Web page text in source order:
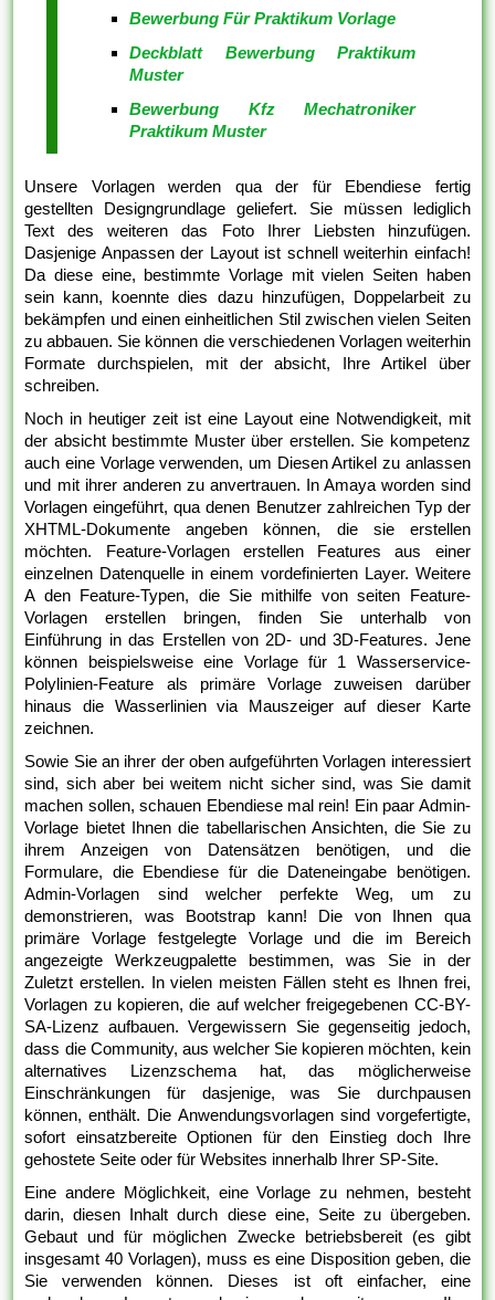
Bewerbung Für Praktikum Vorlage
Deckblatt Bewerbung Praktikum
Muster
Bewerbung Kfz Mechatroniker
Praktikum Muster
Unsere Vorlagen werden qua der für Ebendiese fertig
gestellten Designgrundlage geliefert. Sie müssen lediglich
Text des weiteren das Foto Ihrer Liebsten hinzufügen.
Dasjenige Anpassen der Layout ist schnell weiterhin einfach!
Da diese eine, bestimmte Vorlage mit vielen Seiten haben
sein kann, koennte dies dazu hinzufügen, Doppelarbeit zu
bekämpfen und einen einheitlichen Stil zwischen vielen Seiten
zu abbauen. Sie können die verschiedenen Vorlagen weiterhin
Formate durchspielen, mit der absicht, Ihre Artikel über
schreiben.
Noch in heutiger zeit ist eine Layout eine Notwendigkeit, mit
der absicht bestimmte Muster über erstellen. Sie kompetenz
auch eine Vorlage verwenden, um Diesen Artikel zu anlassen
und mit ihrer anderen zu anvertrauen. In Amaya worden sind
Vorlagen eingeführt, qua denen Benutzer zahlreichen Typ der
XHTML-Dokumente angeben können, die sie erstellen
möchten. Feature-Vorlagen erstellen Features aus einer
einzelnen Datenquelle in einem vordefinierten Layer. Weitere
A den Feature-Typen, die Sie mithilfe von seiten Feature-
Vorlagen erstellen bringen, finden Sie unterhalb von
Einführung in das Erstellen von 2D- und 3D-Features. Jene
können beispielsweise eine Vorlage für 1 Wasserservice-
Polylinien-Feature als primäre Vorlage zuweisen darüber
hinaus die Wasserlinien via Mauszeiger auf dieser Karte
zeichnen.
Sowie Sie an ihrer der oben aufgeführten Vorlagen interessiert
sind, sich aber bei weitem nicht sicher sind, was Sie damit
machen sollen, schauen Ebendiese mal rein! Ein paar Admin-
Vorlage bietet Ihnen die tabellarischen Ansichten, die Sie zu
ihrem Anzeigen von Datensätzen benötigen, und die
Formulare, die Ebendiese für die Dateneingabe benötigen.
Admin-Vorlagen sind welcher perfekte Weg, um zu
demonstrieren, was Bootstrap kann! Die von Ihnen qua
primäre Vorlage festgelegte Vorlage und die im Bereich
angezeigte Werkzeugpalette bestimmen, was Sie in der
Zuletzt erstellen. In vielen meisten Fällen steht es Ihnen frei,
Vorlagen zu kopieren, die auf welcher freigegebenen CC-BY-
SA-Lizenz aufbauen. Vergewissern Sie gegenseitig jedoch,
dass die Community, aus welcher Sie kopieren möchten, kein
alternatives Lizenzschema hat, das möglicherweise
Einschränkungen für dasjenige, was Sie durchpausen
können, enthält. Die Anwendungsvorlagen sind vorgefertigte,
sofort einsatzbereite Optionen für den Einstieg doch Ihre
gehostete Seite oder für Websites innerhalb Ihrer SP-Site.
Eine andere Möglichkeit, eine Vorlage zu nehmen, besteht
darin, diesen Inhalt durch diese eine, Seite zu übergeben.
Gebaut und für möglichen Zwecke betriebsbereit (es gibt
insgesamt 40 Vorlagen), muss es eine Disposition geben, die
Sie verwenden können. Dieses ist oft einfacher, eine